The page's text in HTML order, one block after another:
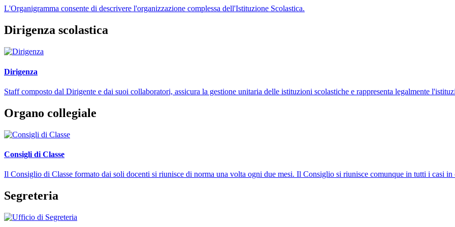
L'Organigramma consente di descrivere l'organizzazione complessa dell'Istituzione Scolastica.
Dirigenza scolastica
Dirigenza
Staff composto dal Dirigente e dai suoi collaboratori, assicura la gestione unitaria delle istituzioni scolastiche e rappresenta legalmente
Organo collegiale
Consigli di Classe
Il Consiglio di Classe formato dai soli docenti si riunisce di norma una volta ogni due mesi. Il Consiglio si riunisce comunque in tutti i casi
Segreteria